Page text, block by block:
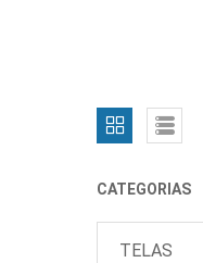
CATEGORIAS
TELAS